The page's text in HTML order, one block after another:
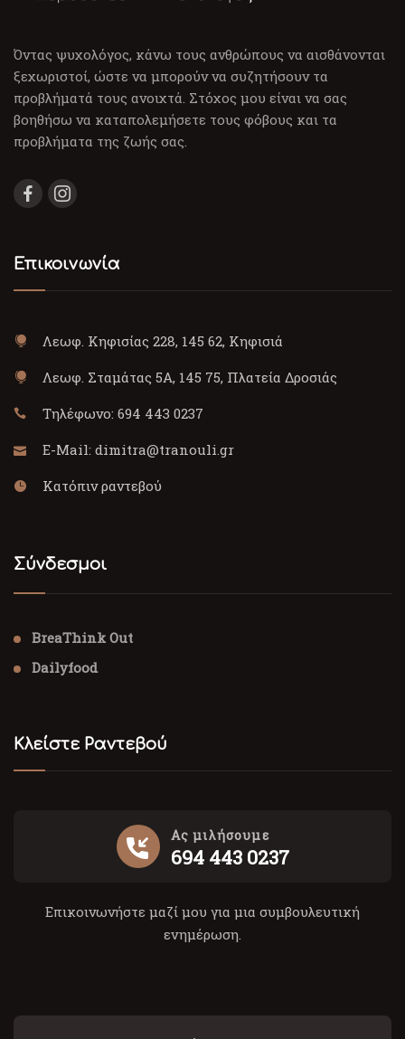
Όντας ψυχολόγος, κάνω τους ανθρώπους να αισθάνονται
ξεχωριστοί, ώστε να μπορούν να συζητήσουν τα
προβλήματά τους ανοιχτά. Στόχος μου είναι να σας
βοηθήσω να καταπολεμήσετε τους φόβους και τα
προβλήματα της ζωής σας.
Επικοινωνία
Λεωφ. Κηφισίας 228, 145 62, Κηφισιά
Λεωφ. Σταμάτας 5Α, 145 75, Πλατεία Δροσιάς
Τηλέφωνο: 694 443 0237
E-Mail: dimitra@tranouli.gr
Κατόπιν ραντεβού
Σύνδεσμοι
BreaThink Out
Dailyfood
Κλείστε Ραντεβού
Ας μιλήσουμε
694 443 0237
Επικοινωνήστε μαζί μου για μια συμβουλευτική
ενημέρωση.